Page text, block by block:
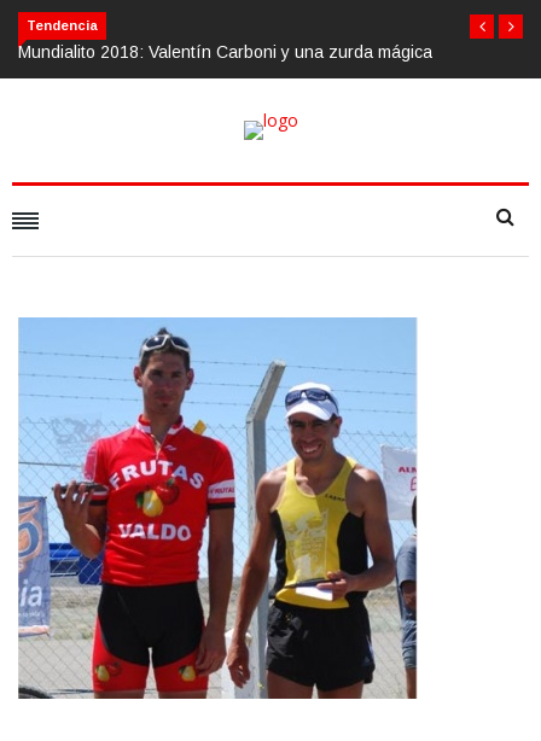
Tendencia
una zurda mágicaCalvario Race 2018, 10 de noviembre